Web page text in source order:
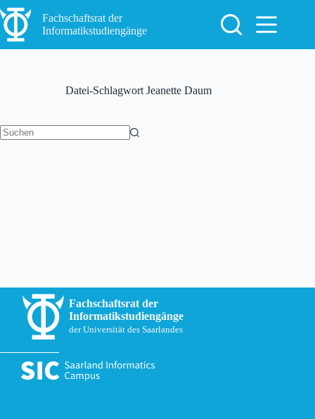
Zum
Inhalt
springen
Fachschaftsrat der
Informatikstudiengänge
Datei-Schlagwort Jeanette Daum
Fachschaftsrat der
Informatikstudiengänge
der Universität des Saarlandes